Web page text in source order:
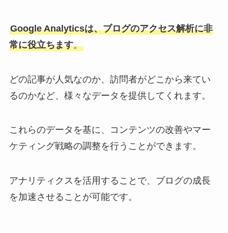
Google Analyticsは、ブログのアクセス解析に非
常に役立ちます。
どの記事が人気なのか、訪問者がどこから来てい
るのかなど、様々なデータを提供してくれます。
これらのデータを基に、コンテンツの改善やマー
ケティング戦略の調整を行うことができます。
アナリティクスを活用することで、ブログの成長
を加速させることが可能です。